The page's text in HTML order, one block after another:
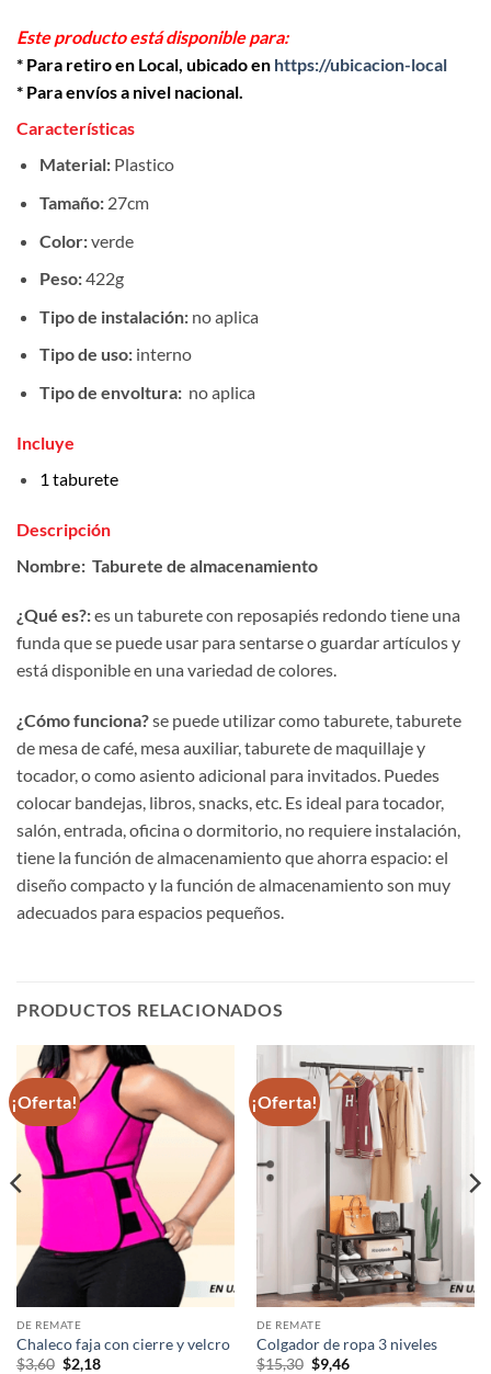
Este producto está disponible para:
* Para retiro en Local, ubicado en https://ubicacion-local
* Para envíos a nivel nacional.
Características
Material:Plastico
Tamaño: 27cm
Color:verde
Peso:422g
Tipo de instalación:no aplica
Tipo de uso:interno
Tipo de envoltura: no aplica
Incluye
1 taburete
Descripción
Nombre: Taburete de almacenamiento
¿Qué es?:es un taburete con reposapiés redondo tiene una
funda que se puede usar para sentarse o guardar artículos y
está disponible en una variedad de colores.
¿Cómo funciona?se puede utilizar como taburete, taburete
de mesa de café, mesa auxiliar, taburete de maquillaje y
tocador, o como asiento adicional para invitados. Puedes
colocar bandejas, libros, snacks, etc. Es ideal para tocador,
salón, entrada, oficina o dormitorio, no requiere instalación,
tiene la función de almacenamiento que ahorra espacio: el
diseño compacto y la función de almacenamiento son muy
adecuados para espacios pequeños.
PRODUCTOS RELACIONADOS
¡Oferta!
DE REMATE
Chaleco faja con cierre y velcro
$3,60 El
$2,18El
¡Oferta!
DE REMATE
Colgador de ropa 3 niveles
$15,30 El
$9,46El